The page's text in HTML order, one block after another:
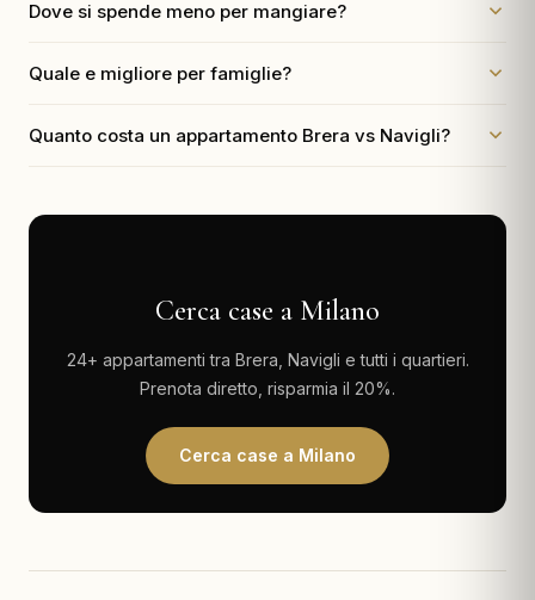
Dove si spende meno per mangiare?
Quale e migliore per famiglie?
Quanto costa un appartamento Brera vs Navigli?
Cerca case a Milano
24+ appartamenti tra Brera, Navigli e tutti i quartieri.
Prenota diretto, risparmia il 20%.
Cerca case a Milano